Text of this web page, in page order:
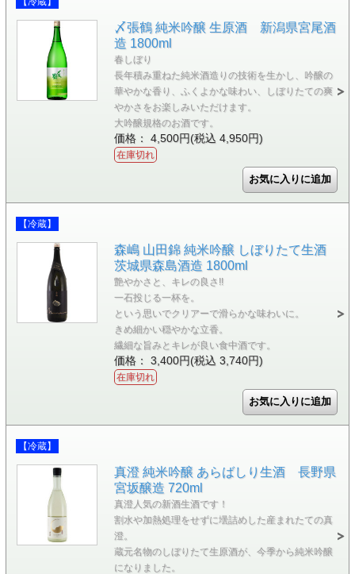
〆張鶴 純米吟醸 生原酒 新潟県宮尾酒
造 1800ml
春しぼり
長年積み重ねた純米酒造りの技術を生かし、吟醸の
華やかな香り、ふくよかな味わい、しぼりたての爽
やかさをお楽しみいただけます。
大吟醸規格のお酒です。
価格： 4,500円(税込 4,950円)
在庫切れ
【冷蔵】
森嶋 山田錦 純米吟醸 しぼりたて生酒
茨城県森島酒造 1800ml
艶やかさと、キレの良さ!!
一石投じる一杯を。
という思いでクリアーで滑らかな味わいに。
きめ細かい穏やかな立香。
繊細な旨みとキレが良い食中酒です。
価格： 3,400円(税込 3,740円)
在庫切れ
【冷蔵】
真澄 純米吟醸 あらばしり生酒 長野県
宮坂醸造 720ml
真澄人気の新酒生酒です！
割水や加熱処理をせずに壜詰めした産まれたての真
澄。
蔵元名物のしぼりたて生原酒が、今季から純米吟醸
になりました。